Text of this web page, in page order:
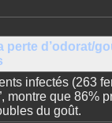
d’odorat/
infectés (263
montre que 86%
du goût.